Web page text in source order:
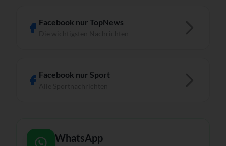
Facebook nur TopNews
Facebook nur Sport
WhatsApp